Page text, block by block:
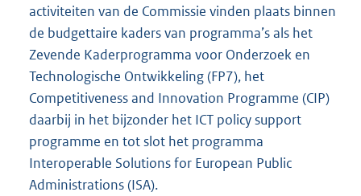
activiteiten van de Commissie vinden plaats binnen
de budgettaire kaders van programma’s als het
Zevende Kaderprogramma voor Onderzoek en
Technologische Ontwikkeling (FP7), het
Competitiveness and Innovation Programme (CIP)
daarbij in het bijzonder het ICT policy support
programme en tot slot het programma
Interoperable Solutions for European Public
Administrations (ISA).